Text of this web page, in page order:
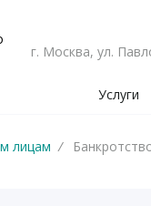
г. Москва, ул.
Услуги
лицам /